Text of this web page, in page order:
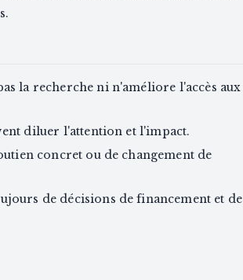
la recherche ni n'améliore l'accès aux
diluer l'attention et l'impact.
concret ou de changement de
de décisions de financement et de